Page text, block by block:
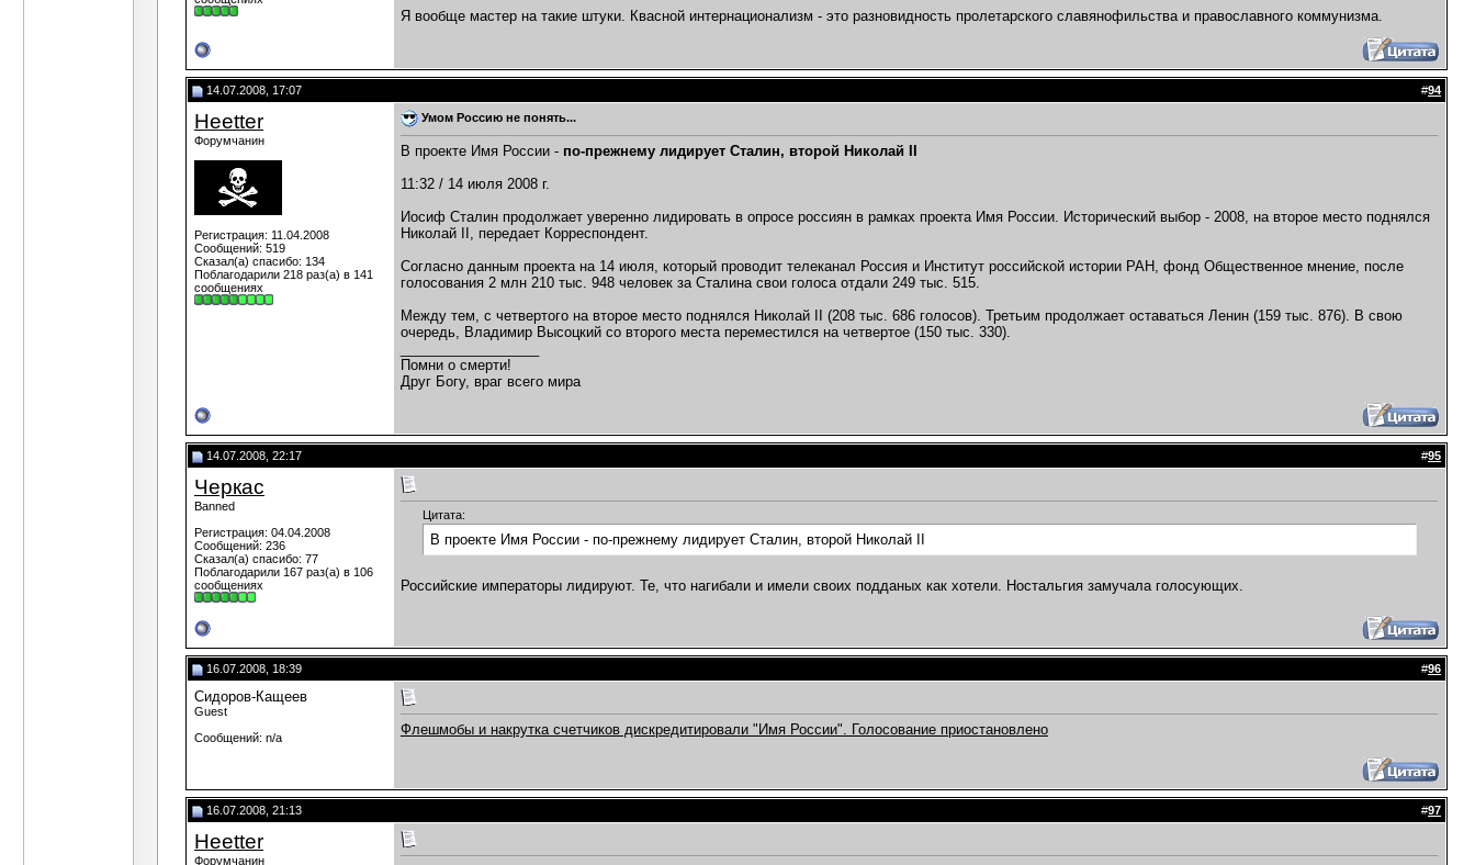
Я вообще мастер на такие штуки. Квасной интернационализм - это разновидность пролетарского славянофильства и православного коммунизма.
14.07.2008, 17:07 #94
Heetter
Форумчанин
Регистрация: 11.04.2008
Сообщений: 519
Сказал(а) спасибо: 134
Поблагодарили 218 раз(а) в 141
сообщениях
Умом Россию не понять...
В проекте Имя России - по-прежнему лидирует Сталин, второй Николай II
11:32 / 14 июля 2008 г.
Иосиф Сталин продолжает уверенно лидировать в опросе россиян в рамках проекта Имя России. Исторический выбор - 2008, на второе место поднялся
Николай ІІ, передает Корреспондент.
Согласно данным проекта на 14 июля, который проводит телеканал Россия и Институт российской истории РАН, фонд Общественное мнение, после
голосования 2 млн 210 тыс. 948 человек за Сталина свои голоса отдали 249 тыс. 515.
Между тем, с четвертого на второе место поднялся Николай II (208 тыс. 686 голосов). Третьим продолжает оставаться Ленин (159 тыс. 876). В свою
очередь, Владимир Высоцкий со второго места переместился на четвертое (150 тыс. 330).
Помни о смерти!
Друг Богу, враг всего мира
14.07.2008, 22:17 #95
Черкас
Banned
Регистрация: 04.04.2008
Сообщений: 236
Сказал(а) спасибо: 77
Поблагодарили 167 раз(а) в 106
сообщениях
Цитата:
В проекте Имя России - по-прежнему лидирует Сталин, второй Николай II
Российские императоры лидируют. Те, что нагибали и имели своих подданых как хотели. Ностальгия замучала голосующих.
16.07.2008, 18:39 #96
Сидоров-Кащеев
Guest
Сообщений: n/a
Флешмобы и накрутка счетчиков дискредитировали "Имя России". Голосование приостановлено
16.07.2008, 21:13 #97
Heetter
Форумчанин